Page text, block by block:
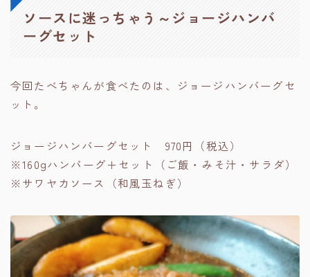
ソースに迷っちゃう～ジョージハンバ
ーグセット
今回たべちゃんが食べたのは、ジョージハンバーグセ
ット。
ジョージハンバーグセット 970円（税込）
※160gハンバーグ＋セット（ご飯・みそ汁・サラダ）
※サワヤカソース（和風玉ねぎ）